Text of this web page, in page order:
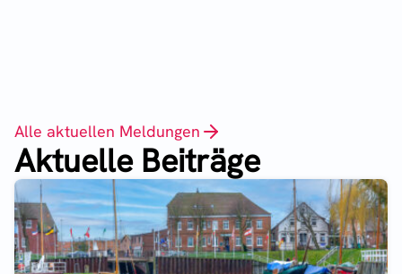
Alle aktuellen Meldungen
Aktuelle Beiträge